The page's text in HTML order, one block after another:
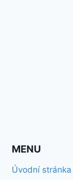
MENU
Úvodní stránka